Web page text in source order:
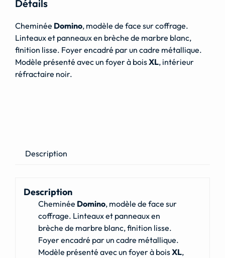
Détails
Cheminée Domino, modèle de face sur coffrage.
Linteaux et panneaux en brèche de marbre blanc,
finition lisse. Foyer encadré par un cadre métallique.
Modèle présenté avec un foyer à boisXL, intérieur
réfractaire noir.
Description
Description
Cheminée Domino, modèle de face sur
coffrage. Linteaux et panneaux en
brèche de marbre blanc, finition lisse.
Foyer encadré par un cadre métallique.
Modèle présenté avec un foyer à boisXL,